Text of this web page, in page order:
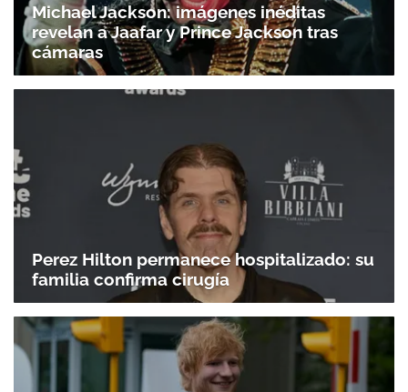
Michael Jackson: imágenes inéditas
revelan a Jaafar y Prince Jackson tras
cámaras
Perez Hilton permanece hospitalizado: su
familia confirma cirugía